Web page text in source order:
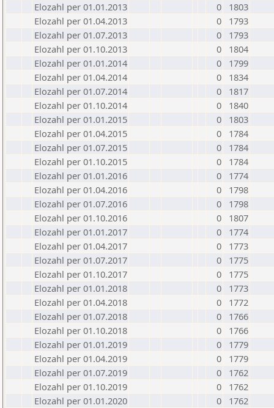
Elozahl per 01.01.2013
0
1803
Elozahl per 01.04.2013
0
1793
Elozahl per 01.07.2013
0
1793
Elozahl per 01.10.2013
0
1804
Elozahl per 01.01.2014
0
1799
Elozahl per 01.04.2014
0
1834
Elozahl per 01.07.2014
0
1817
Elozahl per 01.10.2014
0
1840
Elozahl per 01.01.2015
0
1803
Elozahl per 01.04.2015
0
1784
Elozahl per 01.07.2015
0
1784
Elozahl per 01.10.2015
0
1784
Elozahl per 01.01.2016
0
1774
Elozahl per 01.04.2016
0
1798
Elozahl per 01.07.2016
0
1798
Elozahl per 01.10.2016
0
1807
Elozahl per 01.01.2017
0
1774
Elozahl per 01.04.2017
0
1773
Elozahl per 01.07.2017
0
1775
Elozahl per 01.10.2017
0
1775
Elozahl per 01.01.2018
0
1773
Elozahl per 01.04.2018
0
1772
Elozahl per 01.07.2018
0
1766
Elozahl per 01.10.2018
0
1766
Elozahl per 01.01.2019
0
1779
Elozahl per 01.04.2019
0
1779
Elozahl per 01.07.2019
0
1762
Elozahl per 01.10.2019
0
1762
Elozahl per 01.01.2020
0
1762